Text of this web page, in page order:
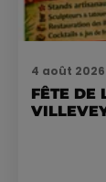
4 août 2026
FÊTE DE